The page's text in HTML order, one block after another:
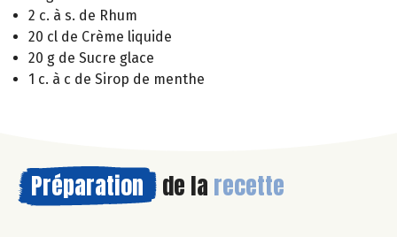
2 c. à s. de Rhum
20 cl de Crème liquide
20 g de Sucre glace
1 c. à c de Sirop de menthe
Préparation de la recette